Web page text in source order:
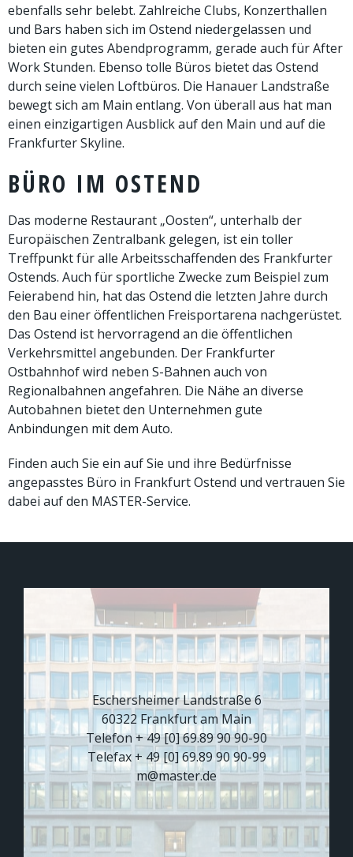
ebenfalls sehr belebt. Zahlreiche Clubs, Konzerthallen
und Bars haben sich im Ostend niedergelassen und
bieten ein gutes Abendprogramm, gerade auch für After
Work Stunden. Ebenso tolle Büros bietet das Ostend
durch seine vielen Loftbüros. Die Hanauer Landstraße
bewegt sich am Main entlang. Von überall aus hat man
einen einzigartigen Ausblick auf den Main und auf die
Frankfurter Skyline.
BÜRO IM OSTEND
Das moderne Restaurant „Oosten“, unterhalb der
Europäischen Zentralbank gelegen, ist ein toller
Treffpunkt für alle Arbeitsschaffenden des Frankfurter
Ostends. Auch für sportliche Zwecke zum Beispiel zum
Feierabend hin, hat das Ostend die letzten Jahre durch
den Bau einer öffentlichen Freisportarena nachgerüstet.
Das Ostend ist hervorragend an die öffentlichen
Verkehrsmittel angebunden. Der Frankfurter
Ostbahnhof wird neben S-Bahnen auch von
Regionalbahnen angefahren. Die Nähe an diverse
Autobahnen bietet den Unternehmen gute
Anbindungen mit dem Auto.
Finden auch Sie ein auf Sie und ihre Bedürfnisse
angepasstes Büro in Frankfurt Ostend und vertrauen Sie
dabei auf den MASTER-Service.
Eschersheimer Landstraße 6
60322 Frankfurt am Main
Telefon + 49 [0] 69.89 90 90-90
Telefax + 49 [0] 69.89 90 90-99
m@master.de